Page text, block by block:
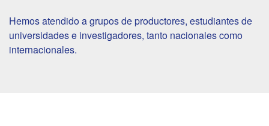
Hemos atendido a grupos de productores, estudiantes de
universidades e investigadores, tanto nacionales como
internacionales.